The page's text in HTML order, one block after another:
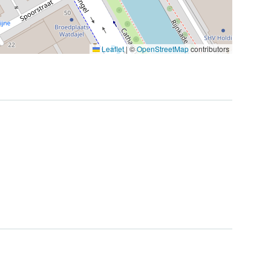
Leaflet |©OpenStreetMapcontributors